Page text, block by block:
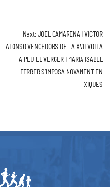
Next:JOEL CAMARENA I VICTOR
ALONSO VENCEDORS DE LA XVII VOLTA
A PEU EL VERGER I MARIA ISABEL
FERRER S’IMPOSA NOVAMENT EN
XIQUES